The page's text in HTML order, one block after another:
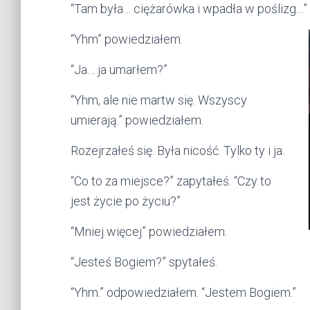
“Tam była… ciężarówka i wpadła w poślizg…”
“Yhm” powiedziałem.
“Ja… ja umarłem?”
“Yhm, ale nie martw się. Wszyscy
umierają.” powiedziałem.
Rozejrzałeś się. Była nicość. Tylko ty i ja.
“Co to za miejsce?” zapytałeś. “Czy to
jest życie po życiu?”
“Mniej więcej” powiedziałem.
“Jesteś Bogiem?” spytałeś.
“Yhm.” odpowiedziałem. “Jestem Bogiem.”